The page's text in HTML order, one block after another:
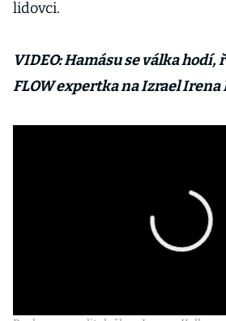
lidovci.
VIDEO: Hamásu se válka hodí,
FLOW expertka na Izrael Irena